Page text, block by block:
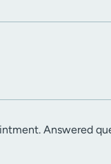
Answered